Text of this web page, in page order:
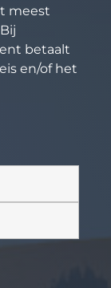
meest
betaalt
en/of het